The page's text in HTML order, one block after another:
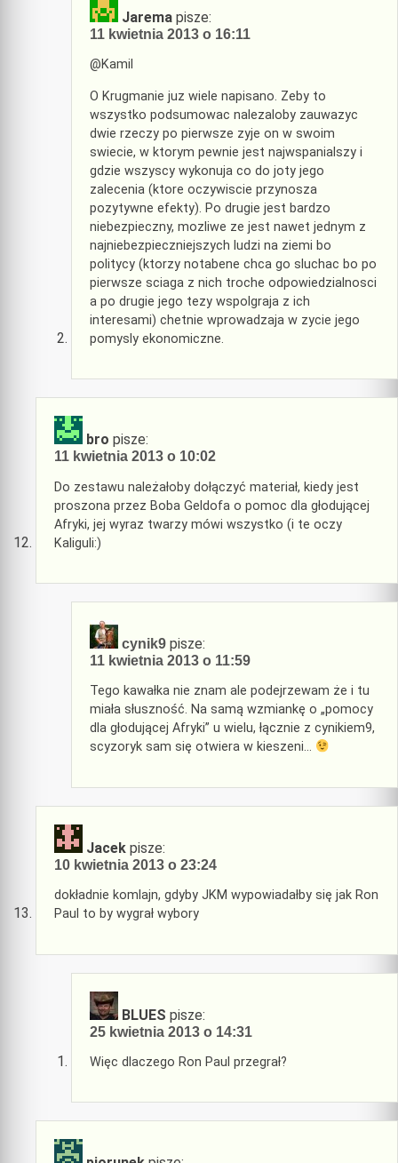
Jarema pisze:
11 kwietnia 2013 o 16:11
@Kamil
O Krugmanie juz wiele napisano. Zeby to
wszystko podsumowac nalezaloby zauwazyc
dwie rzeczy po pierwsze zyje on w swoim
swiecie, w ktorym pewnie jest najwspanialszy i
gdzie wszyscy wykonuja co do joty jego
zalecenia (ktore oczywiscie przynosza
pozytywne efekty). Po drugie jest bardzo
niebezpieczny, mozliwe ze jest nawet jednym z
najniebezpieczniejszych ludzi na ziemi bo
politycy (ktorzy notabene chca go sluchac bo po
pierwsze sciaga z nich troche odpowiedzialnosci
a po drugie jego tezy wspolgraja z ich
interesami) chetnie wprowadzaja w zycie jego
pomysly ekonomiczne.
bro pisze:
11 kwietnia 2013 o 10:02
Do zestawu należałoby dołączyć materiał, kiedy jest
proszona przez Boba Geldofa o pomoc dla głodującej
Afryki, jej wyraz twarzy mówi wszystko (i te oczy
Kaliguli:)
cynik9 pisze:
11 kwietnia 2013 o 11:59
Tego kawałka nie znam ale podejrzewam że i tu
miała słuszność. Na samą wzmiankę o „pomocy
dla głodującej Afryki” u wielu, łącznie z cynikiem9,
scyzoryk sam się otwiera w kieszeni…
Jacek pisze:
10 kwietnia 2013 o 23:24
dokładnie komlajn, gdyby JKM wypowiadałby się jak Ron
Paul to by wygrał wybory
BLUES pisze:
25 kwietnia 2013 o 14:31
Więc dlaczego Ron Paul przegrał?